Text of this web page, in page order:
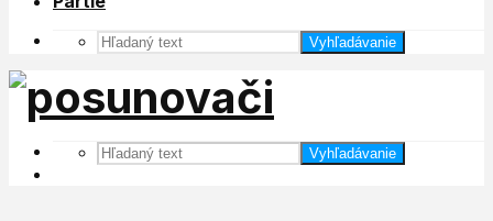
Vyhľadávanie
Vyhľadávanie